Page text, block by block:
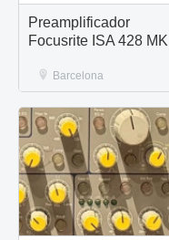
Preamplificador
Focusrite ISA 428 MKII
Barcelona